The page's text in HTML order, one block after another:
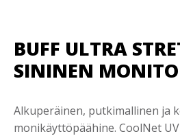
BUFF ULTRA
SININEN
Alkuperäinen, putkimallinen ja
monikäyttöpäähine. CoolNet